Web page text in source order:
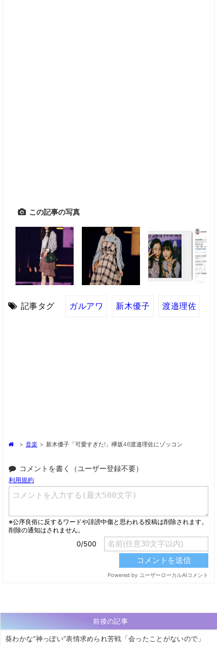
この記事の写真
記事タグ ガルアワ 新木優子 渡邉理佐
> 音楽 > 新木優子「可愛すぎた!」欅坂46渡邉理佐にゾッコン
コメントを書く（ユーザー登録不要）
前後の記事
葵わかな“神っぽい”表情求められ苦戦「会ったことがないので」